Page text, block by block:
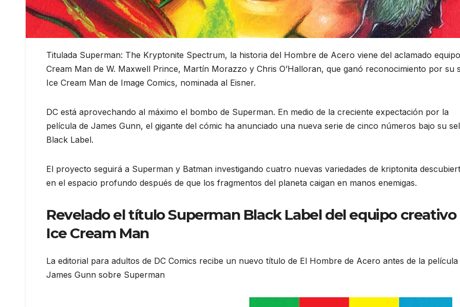
Titulada Superman: The Kryptonite Spectrum, la historia del Hombre de Acero viene del aclamado
Cream Man de W. Maxwell Prince, Martín Morazzo y Chris O’Halloran, que ganó reconocimiento por su
Ice Cream Man de Image Comics, nominada al Eisner.
DC está aprovechando al máximo el bombo de Superman. En medio de la creciente expectación por la
película de James Gunn, el gigante del cómic ha anunciado una nueva serie de cinco números bajo su
Black Label.
El proyecto seguirá a Superman y Batman investigando cuatro nuevas variedades de kriptonita
en el espacio profundo después de que los fragmentos del planeta caigan en manos enemigas.
Revelado el título Superman Black Label del equipo creativo
Ice Cream Man
La editorial para adultos de DC Comics recibe un nuevo título de El Hombre de Acero antes de la película
James Gunn sobre Superman